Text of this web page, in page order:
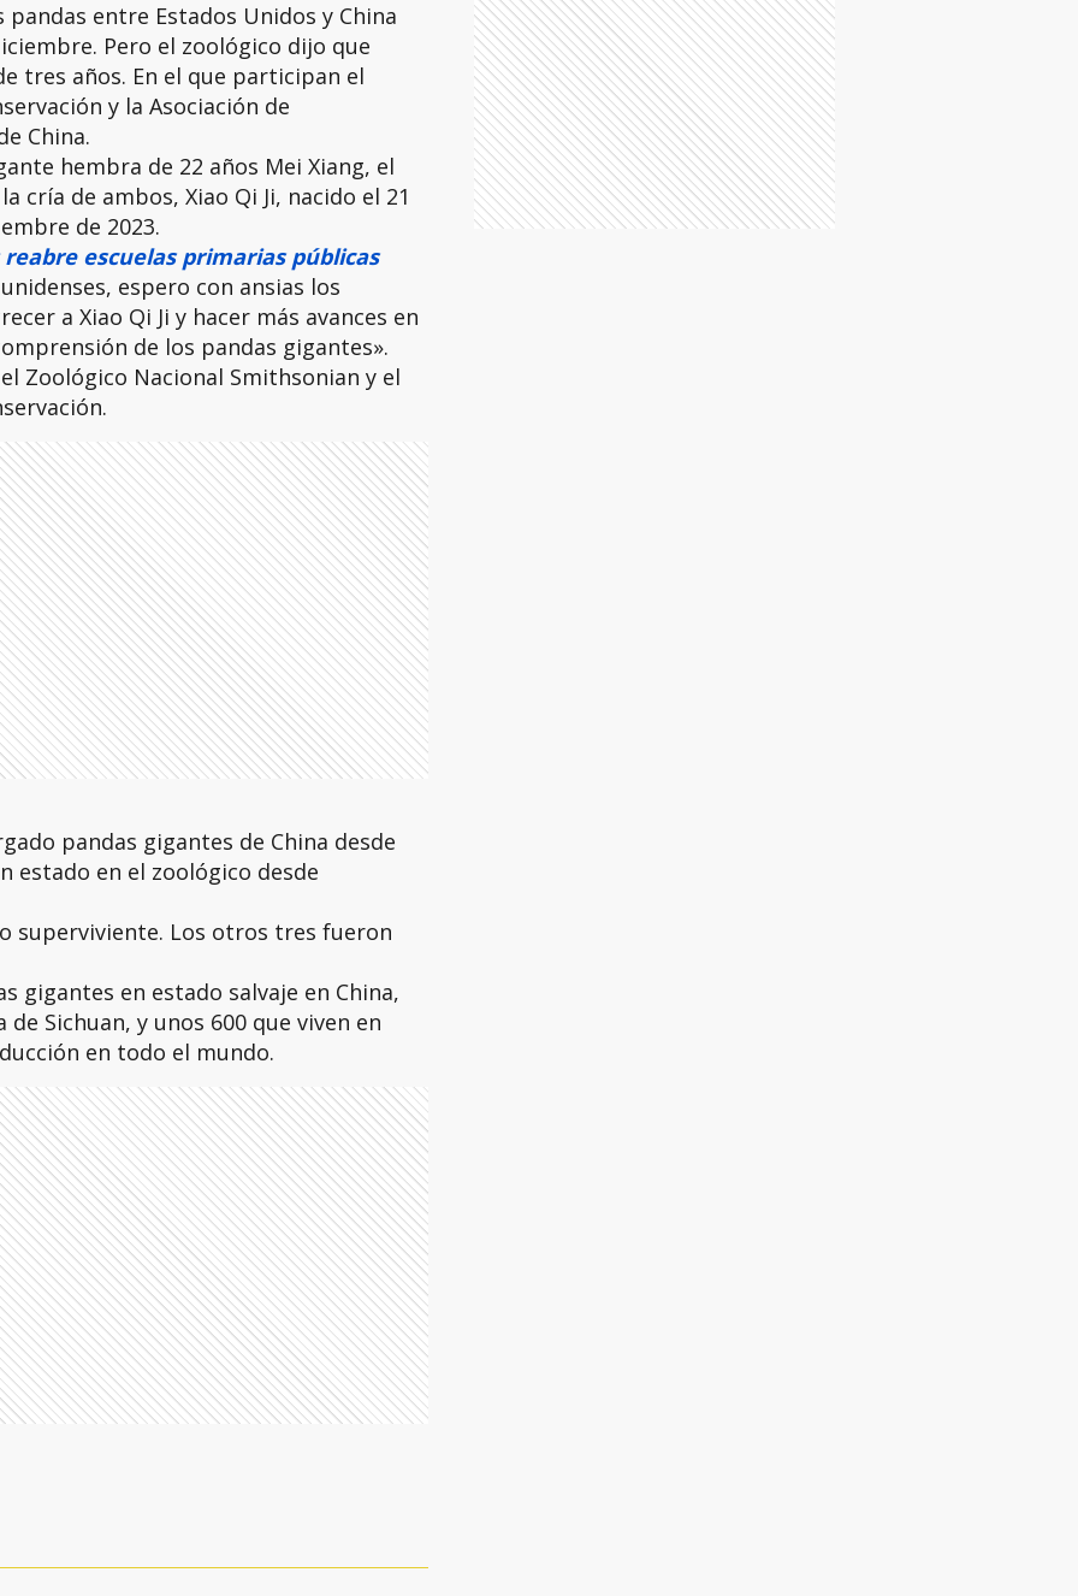
entre Estados Unidos y China
Pero el zoológico dijo que
tres años. En el que participan el
y la Asociación de
China.
hembra de 22 años Mei Xiang, el
cría de ambos, Xiao Qi Ji, nacido el 21
de 2023.
reabre escuelas primarias públicas
espero con ansias los
a Xiao Qi Ji y hacer más avances en
de los pandas gigantes».
Zoológico Nacional Smithsonian y el
pandas gigantes de China desde
estado en el zoológico desde
superviviente. Los otros tres fueron
gigantes en estado salvaje en China,
Sichuan, y unos 600 que viven en
en todo el mundo.